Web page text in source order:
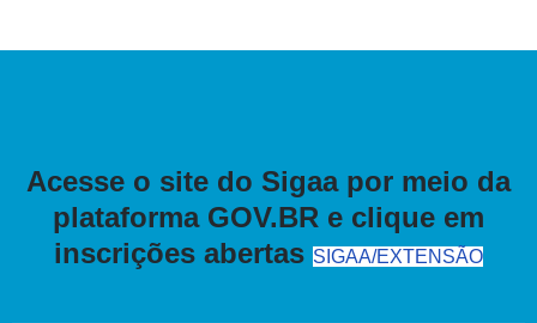
Acesse o site do Sigaa por meio da
plataforma GOV.BR e clique em
inscrições abertas SIGAA/EXTENSÃO